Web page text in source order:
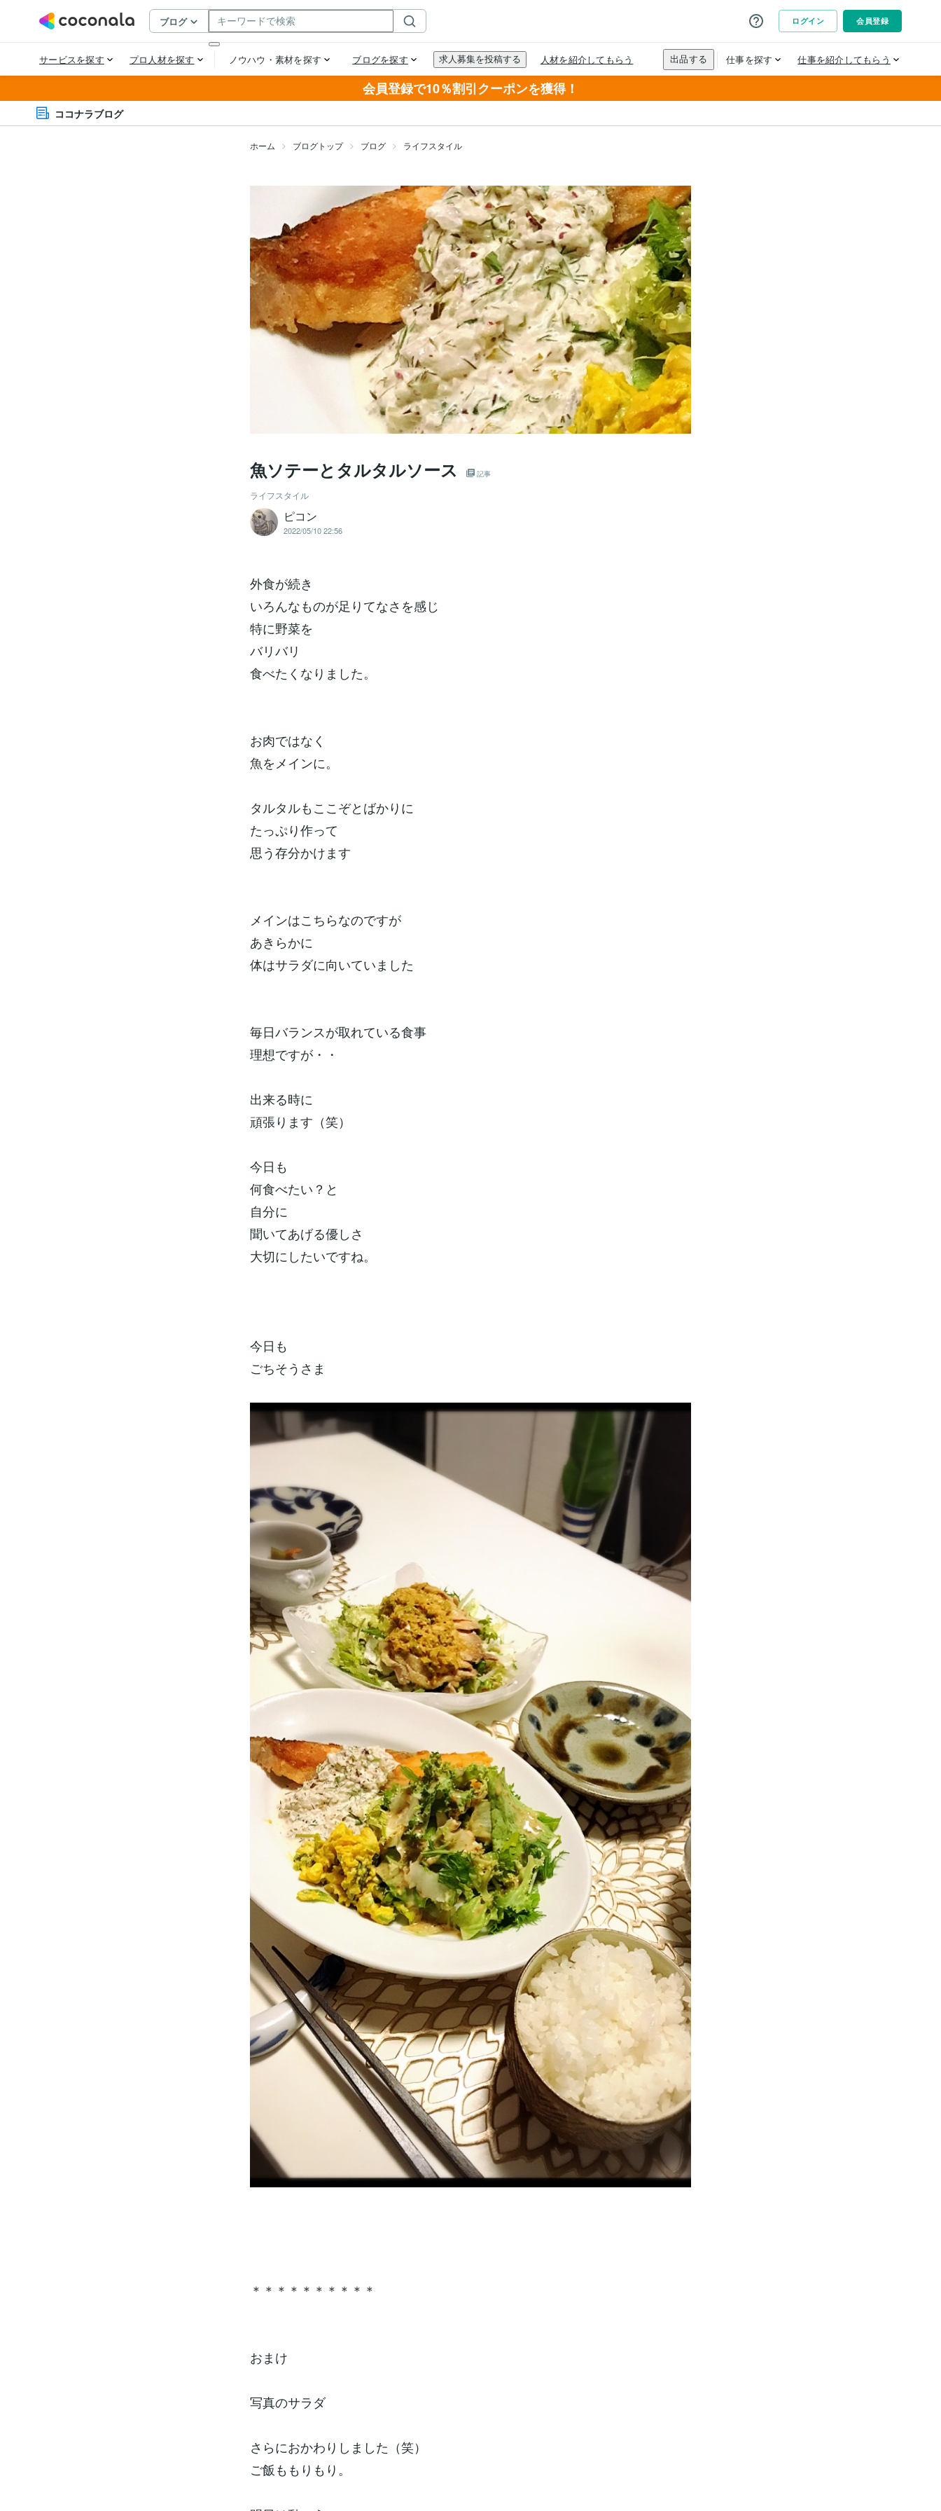
会員登録で10％割引クーポンを獲得！
ココナラブログ
ホーム ブログトップ ブログ ライフスタイル
魚ソテーとタルタルソース 記事
ライフスタイル
ピコン
2022/05/10 22:56
外食が続き
いろんなものが足りてなさを感じ
特に野菜を
バリバリ
食べたくなりました。
お肉ではなく
魚をメインに。
タルタルもここぞとばかりに
たっぷり作って
思う存分かけます
メインはこちらなのですが
あきらかに
体はサラダに向いていました
毎日バランスが取れている食事
理想ですが・・
出来る時に
頑張ります（笑）
今日も
何食べたい？と
自分に
聞いてあげる優しさ
大切にしたいですね。
今日も
ごちそうさま
＊＊＊＊＊＊＊＊＊＊
おまけ
写真のサラダ
さらにおかわりしました（笑）
ご飯ももりもり。